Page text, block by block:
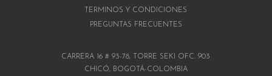
TÉRMINOS Y CONDICIONES
PREGUNTAS FRECUENTES
CARRERA 16 # 93-78, TORRE SEKI OFC. 903
CHICÓ, BOGOTÁ-COLOMBIA